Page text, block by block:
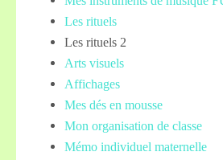
Les rituels
Les rituels 2
Arts visuels
Affichages
Mes dés en mousse
Mon organisation de classe
Mémo individuel maternelle